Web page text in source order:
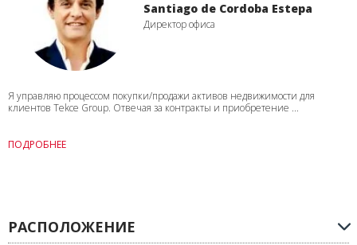
Santiago de Cordoba Estepa
Директор офиса
Я управляю процессом покупки/продажи активов недвижимости для
клиентов Tekce Group. Отвечая за контракты и приобретение ...
ПОДРОБНЕЕ
РАСПОЛОЖЕНИЕ